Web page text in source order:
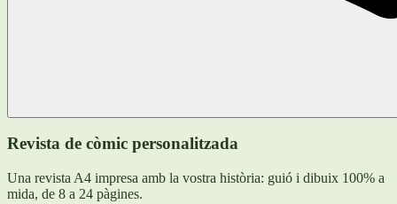
Revista de còmic personalitzada
Una revista A4 impresa amb la vostra història: guió i dibuix 100% a
mida, de 8 a 24 pàgines.